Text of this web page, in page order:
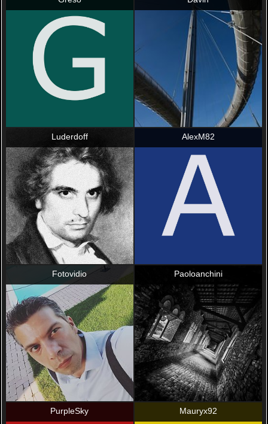
Luderdoff AlexM82
Fotovidio Paoloanchini
PurpleSky Mauryx92